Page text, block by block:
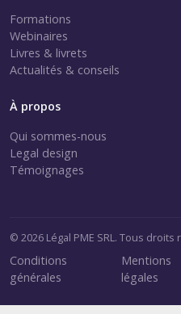
Formations
Webinaires
Livres & livrets
Actualités & conseils
À propos
Qui sommes-nous
Legal design
Témoignages
© 2026 Légal PME SRL. Tous
Conditions
générales
Mentions
légales